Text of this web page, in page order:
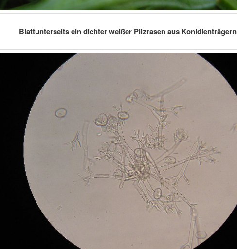
Blattunterseits ein dichter weißer Pilzrasen aus Konidienträgern